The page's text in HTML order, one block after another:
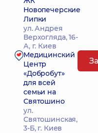
Новопечерские
Липки
ул. Андрея
Верхогляда, 16-
А, г. Киев
Медицинский
Центр
«Добробут»
для всей
семьи на
Святошино
ул.
Святошинская,
3-Б, г. Киев